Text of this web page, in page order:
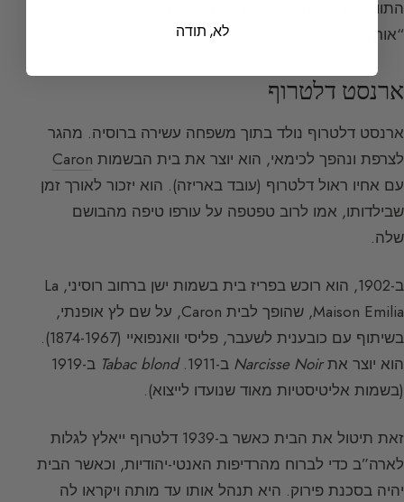
התווים הריחניים. כלי עבודתו של הבשם נקרא אמנם
“אורגן”.
ארנסט דלטרוף
ארנסט דלטרוף נולד בתוך משפחה עשירה ברוסיה. מהגר
לצרפת ונהפך לכימאי, הוא יוצר את בית הבשמות Caron
עם אחיו ראול דלטרוף (עובד באריזה). הוא יזכור לאורך זמן
שבילדותו, אמו לרוב טפטפה על עורפו טיפה מהבושם
שלה.
ב-1902, הוא רוכש בפריז בית בשמות ישן ברחוב רוסיני, La
Maison Emilia, שהופך לבית Caron, על שם לץ אופנתי,
בשיתוף עם כובענית לשעבר, פליסי וואנפואיי (1874-1967).
הוא יוצר אתNarcisse Noir ב-1911. Tabac blond
ב-1919
(בשמות אליטיסטיות מאוד שנועדו לייצוא).
זאת תיטול את הבית כאשר ב-1939 דלטרוף ייאלץ לגלות
לארה”ב כדי לברוח מהרדיפות האנטי-יהודיות, וכאשר הבית
יהיה בסכנת פירוק. היא תנהל אותו עד מותה ויקראו לה
לא, תודה